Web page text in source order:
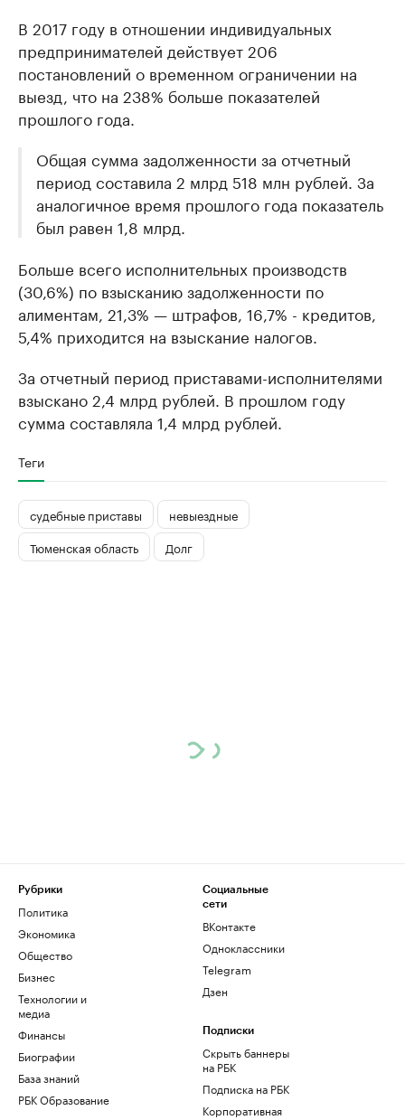
В 2017 году в отношении индивидуальных
предпринимателей действует 206
постановлений о временном ограничении на
выезд, что на 238% больше показателей
прошлого года.
Общая сумма задолженности за отчетный
период составила 2 млрд 518 млн рублей. За
аналогичное время прошлого года показатель
был равен 1,8 млрд.
Больше всего исполнительных производств
(30,6%) по взысканию задолженности по
алиментам, 21,3% — штрафов, 16,7% - кредитов,
5,4% приходится на взыскание налогов.​
За отчетный период приставами-исполнителями
взыскано 2,4 млрд рублей. В прошлом году
сумма составляла 1,4 млрд рублей.
Теги
судебные приставы
невыездные
Тюменская область
Долг
Рубрики
Политика
Экономика
Общество
Бизнес
Технологии и
медиа
Финансы
Биографии
База знаний
РБК Образование
Социальные
сети
ВКонтакте
Одноклассники
Telegram
Дзен
Подписки
Скрыть баннеры
на РБК
Подписка на РБК
Корпоративная